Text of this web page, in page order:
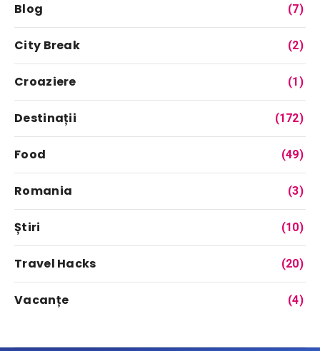
Blog (7)
City Break (2)
Croaziere (1)
Destinații (172)
Food (49)
Romania (3)
Știri (10)
Travel Hacks (20)
Vacanțe (4)